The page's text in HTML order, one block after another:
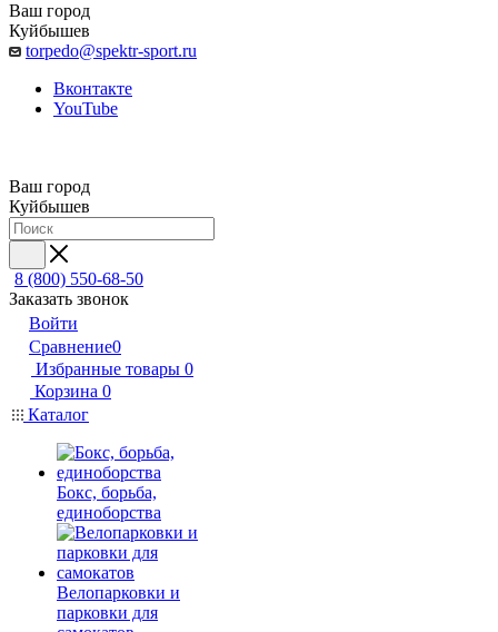
Ваш город
Куйбышев
torpedo@spektr-sport.ru
Вконтакте
YouTube
Ваш город
Куйбышев
8 (800) 550-68-50
Заказать звонок
Войти
Сравнение0
Избранные товары 0
Корзина 0
Каталог
Бокс, борьба,
единоборства
Велопарковки и
парковки для